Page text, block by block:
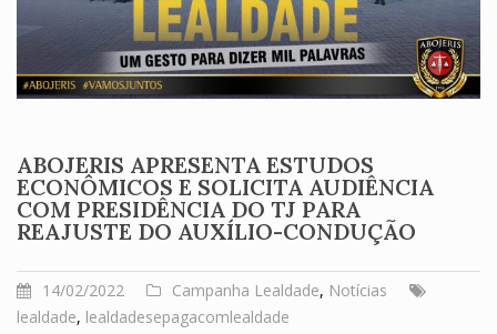
ABOJERIS APRESENTA ESTUDOS
ECONÔMICOS E SOLICITA AUDIÊNCIA
COM PRESIDÊNCIA DO TJ PARA
REAJUSTE DO AUXÍLIO-CONDUÇÃO
14/02/2022 Campanha Lealdade, Notícias
lealdade, lealdadesepagacomlealdade